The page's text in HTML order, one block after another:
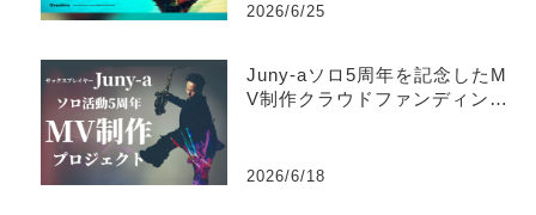
2026/6/25
Juny-aソロ5周年を記念したM
V制作クラウドファンディング
2026/6/18